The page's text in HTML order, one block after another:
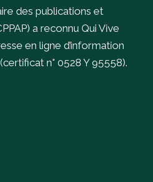
des publications et
a reconnu Qui Vive
en ligne d’information
n° 0528 Y 95558).